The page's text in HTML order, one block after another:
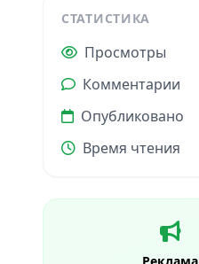
СТАТИСТИКА
Просмотры
Комментарии
Опубликовано
Время чтения